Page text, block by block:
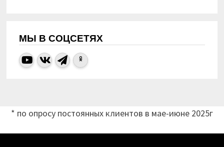
МЫ В СОЦСЕТЯХ
* по опросу постоянных клиентов в мае-июне 2025г